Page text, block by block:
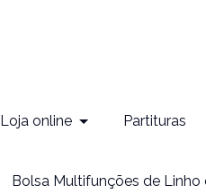
Loja online Partituras
Bolsa Multifunções de Linho